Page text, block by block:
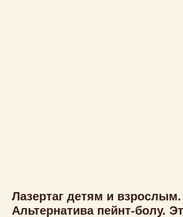
Лазертаг детям и взрослым.
Альтернатива пейнт-болу.